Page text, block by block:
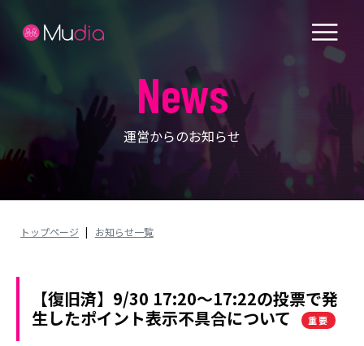
News
運営からのお知らせ
トップページ | お知らせ一覧
【復旧済】9/30 17:20〜17:22の投票で発
生したポイント表示不具合について
重要